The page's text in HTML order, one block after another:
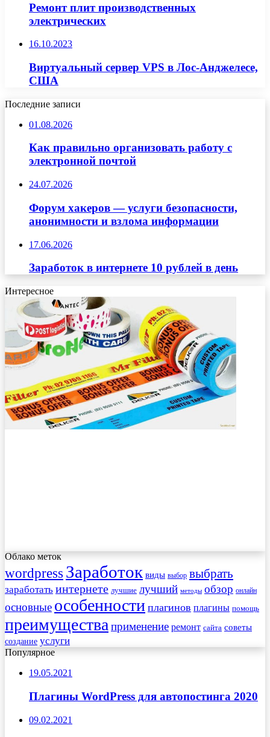
Ремонт плит производственных
электрических
16.10.2023
Виртуальный сервер VPS в Лос-Анджелесе,
США
Последние записи
01.08.2026
Как правильно организовать работу с
электронной почтой
24.07.2026
Форум хакеров — услуги безопасности,
анонимности и взлома информации
17.06.2026
Заработок в интернете 10 рублей в день
Интересное
Облако меток
wordpress Заработок виды выбор выбрать
заработать интернете лучшие лучший методы обзор онлайн
основные особенности плагинов плагины помощь
преимущества применение ремонт сайта советы
создание услуги
Популярное
19.05.2021
Плагины WordPress для автопостинга 2020
09.02.2021